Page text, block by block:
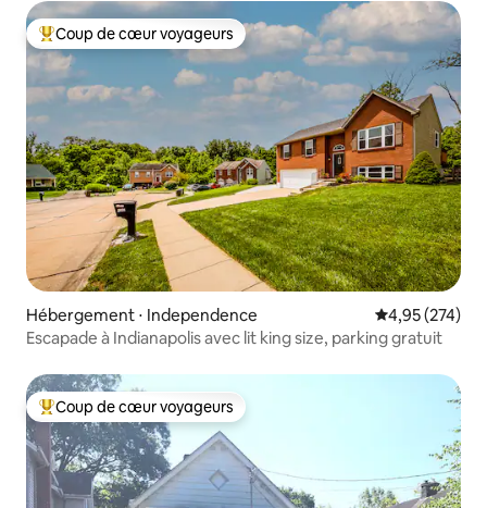
Coups de cœur voyageurs les plus appréciés
Coup de cœur voyageurs
Hébergement ⋅ Independence Évaluation
4,95 (274)
Escapade à Indianapolis avec lit king size, parking gratuit
Coups de cœur voyageurs les plus appréciés
Coup de cœur voyageurs